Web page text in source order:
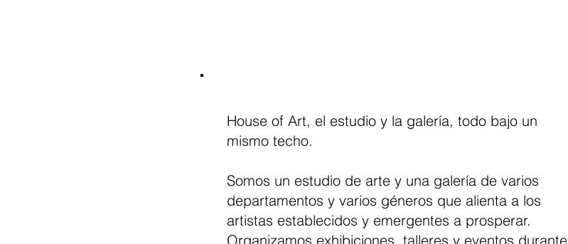
House of Art, el estudio y la galería, todo bajo un
mismo techo.
Somos un estudio de arte y una galería de varios
departamentos y varios géneros que alienta a los
artistas establecidos y emergentes a prosperar.
Organizamos exhibiciones, talleres y eventos durante